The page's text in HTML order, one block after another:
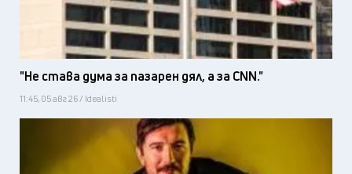
"Не става дума за пазарен дял, а за CNN."
11:45, 05 авг 26 / Idealisti